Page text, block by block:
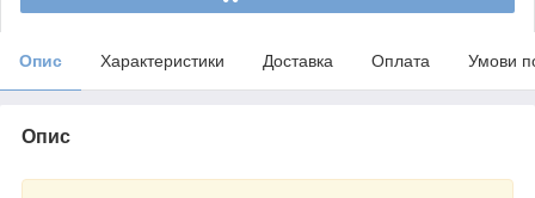
Опис Характеристики Доставка Оплата Умови
Опис